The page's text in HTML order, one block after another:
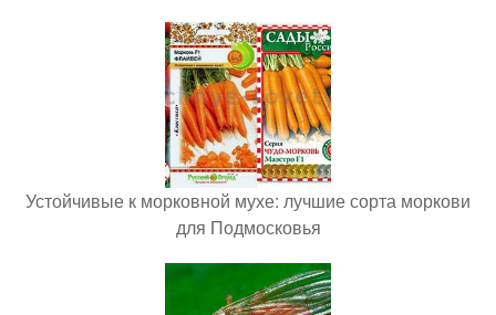
Устойчивые к морковной мухе: лучшие сорта моркови
для Подмосковья